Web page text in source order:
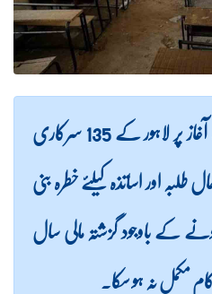
(لاہور نیوز) مون سون کے آغاز پر لاہور کے 135 سرکاری
اور اساتذہ کیلئے خطرہ بنی
کے باوجود گزشتہ مالی سال
مکمل نہ ہو سکا۔